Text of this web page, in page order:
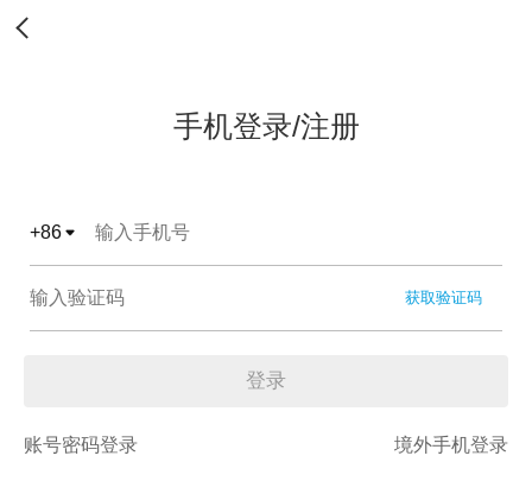
手机登录/注册
+86
获取验证码
登录
账号密码登录 境外手机登录